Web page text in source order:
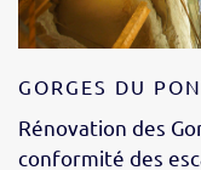
GORGES DU
Rénovation des
conformité des